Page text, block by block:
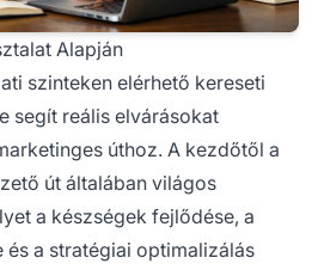
Alapján
szinteken elérhető kereseti
segít reális elvárásokat
úthoz. A kezdőtől a
út általában világos
a készségek fejlődése, a
a stratégiai optimalizálás